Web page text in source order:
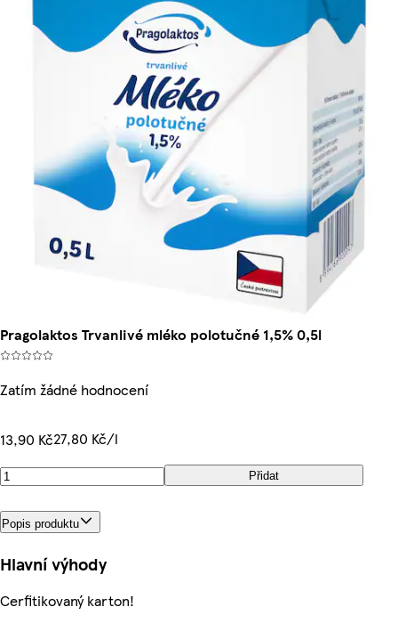
Pragolaktos Trvanlivé mléko polotučné 1,5% 0,5l
Zatím žádné hodnocení
13,90 Kč27,80 Kč/l
Přidat
Popis produktu
Hlavní výhody
Cerfitikovaný karton!